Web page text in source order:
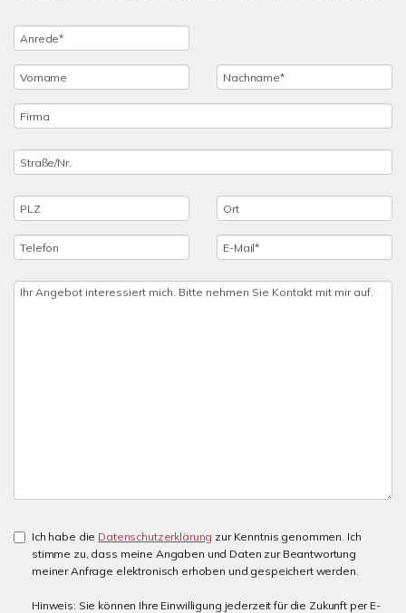
Ich habe die Datenschutzerklärung zur Kenntnis genommen. Ich
stimme zu, dass meine Angaben und Daten zur Beantwortung
meiner Anfrage elektronisch erhoben und gespeichert werden.
Hinweis: Sie können Ihre Einwilligung jederzeit für die Zukunft per E-